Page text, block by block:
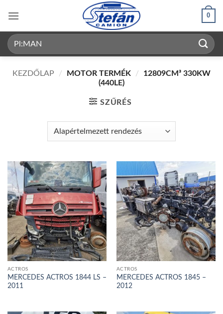
content
0
Keresés
a
KEZDŐLAP / MOTOR TERMÉK /
12809CM³ 330KW
(440LE)
SZŰRÉS
ACTROS
MERCEDES ACTROS 1844 LS –
2011
ACTROS
MERCEDES ACTROS 1845 –
2012